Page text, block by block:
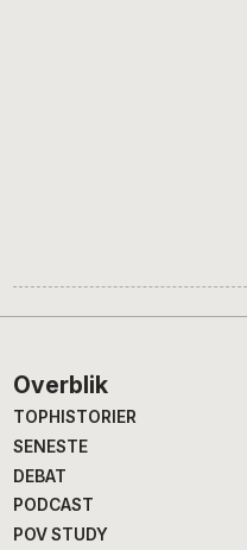
Footer
Overblik
TOPHISTORIER
SENESTE
DEBAT
PODCAST
POV STUDY